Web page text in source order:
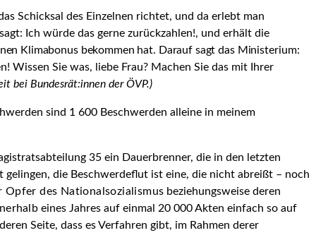
Schicksal des Einzelnen richtet, und da erlebt man
Ich würde das gerne zurückzahlen!, und erhält die
Klimabonus bekommen hat. Darauf sagt das Ministe­rium:
Wissen Sie was, liebe Frau? Machen Sie das mit Ihrer
bei Bundesrät:innen der ÖVP.)
sind 1 600 Beschwerden alleine in meinem
35 ein Dauerbrenner, die in den letzten
die Beschwerdeflut ist eine, die nicht abreißt – noch
des Nationalsozialismus beziehungsweise deren
eines Jahres auf einmal 20 000 Akten einfach so auf
Seite, dass es Verfahren gibt, im Rahmen derer